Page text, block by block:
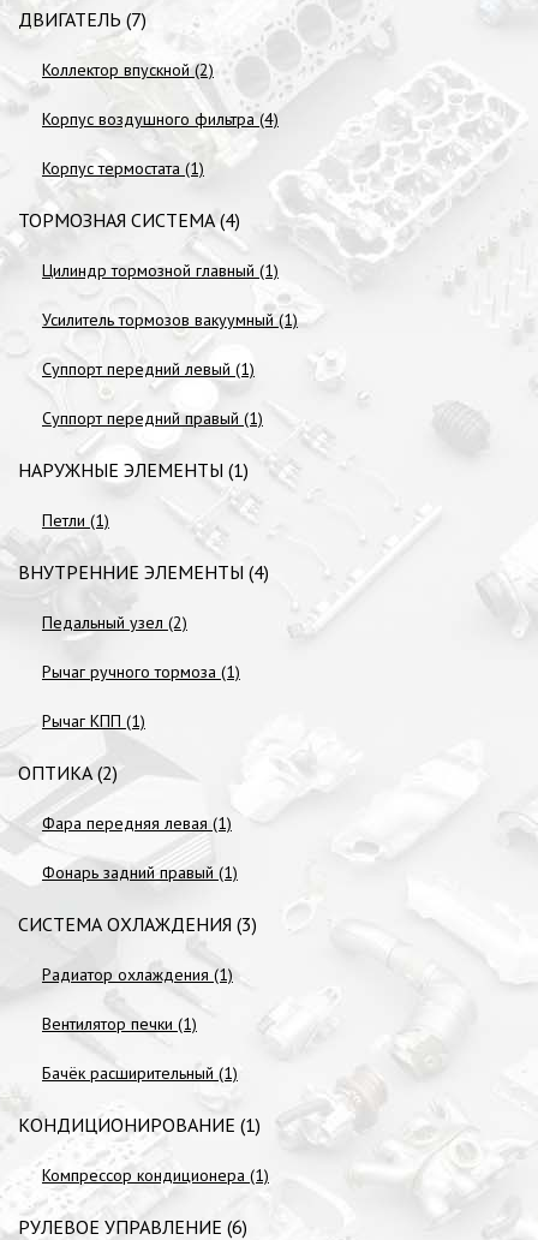
ДВИГАТЕЛЬ (7)
Коллектор впускной (2)
Корпус воздушного фильтра (4)
Корпус термостата (1)
ТОРМОЗНАЯ СИСТЕМА (4)
Цилиндр тормозной главный (1)
Усилитель тормозов вакуумный (1)
Суппорт передний левый (1)
Суппорт передний правый (1)
НАРУЖНЫЕ ЭЛЕМЕНТЫ (1)
Петли (1)
ВНУТРЕННИЕ ЭЛЕМЕНТЫ (4)
Педальный узел (2)
Рычаг ручного тормоза (1)
Рычаг КПП (1)
ОПТИКА (2)
Фара передняя левая (1)
Фонарь задний правый (1)
СИСТЕМА ОХЛАЖДЕНИЯ (3)
Радиатор охлаждения (1)
Вентилятор печки (1)
Бачёк расширительный (1)
КОНДИЦИОНИРОВАНИЕ (1)
Компрессор кондиционера (1)
РУЛЕВОЕ УПРАВЛЕНИЕ (6)